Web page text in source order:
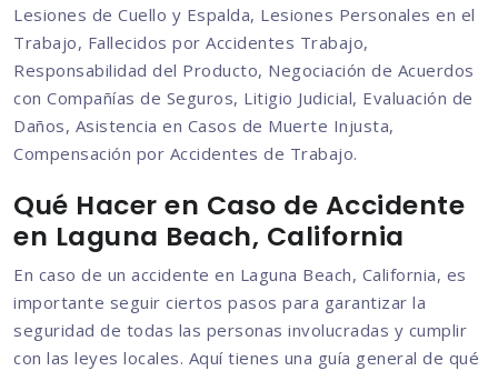
Lesiones de Cuello y Espalda, Lesiones Personales en el
Trabajo, Fallecidos por Accidentes Trabajo,
Responsabilidad del Producto, Negociación de Acuerdos
con Compañías de Seguros, Litigio Judicial, Evaluación de
Daños, Asistencia en Casos de Muerte Injusta,
Compensación por Accidentes de Trabajo.
Qué Hacer en Caso de Accidente
en Laguna Beach, California
En caso de un accidente en Laguna Beach, California, es
importante seguir ciertos pasos para garantizar la
seguridad de todas las personas involucradas y cumplir
con las leyes locales. Aquí tienes una guía general de qué